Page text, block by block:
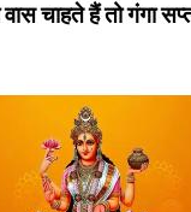
वास चाहते हैं तो गंगा